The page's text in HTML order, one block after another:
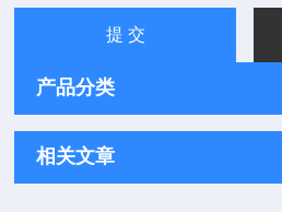
产品分类
相关文章